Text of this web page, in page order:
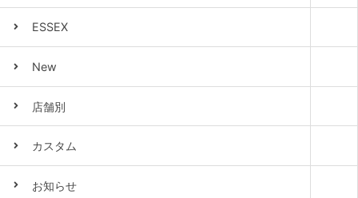
ESSEX
New
店舗別
カスタム
お知らせ